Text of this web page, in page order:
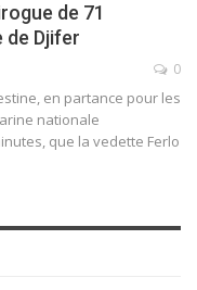
de 71
de Djifer
0
en partance pour les
nationale
que la vedette Ferlo